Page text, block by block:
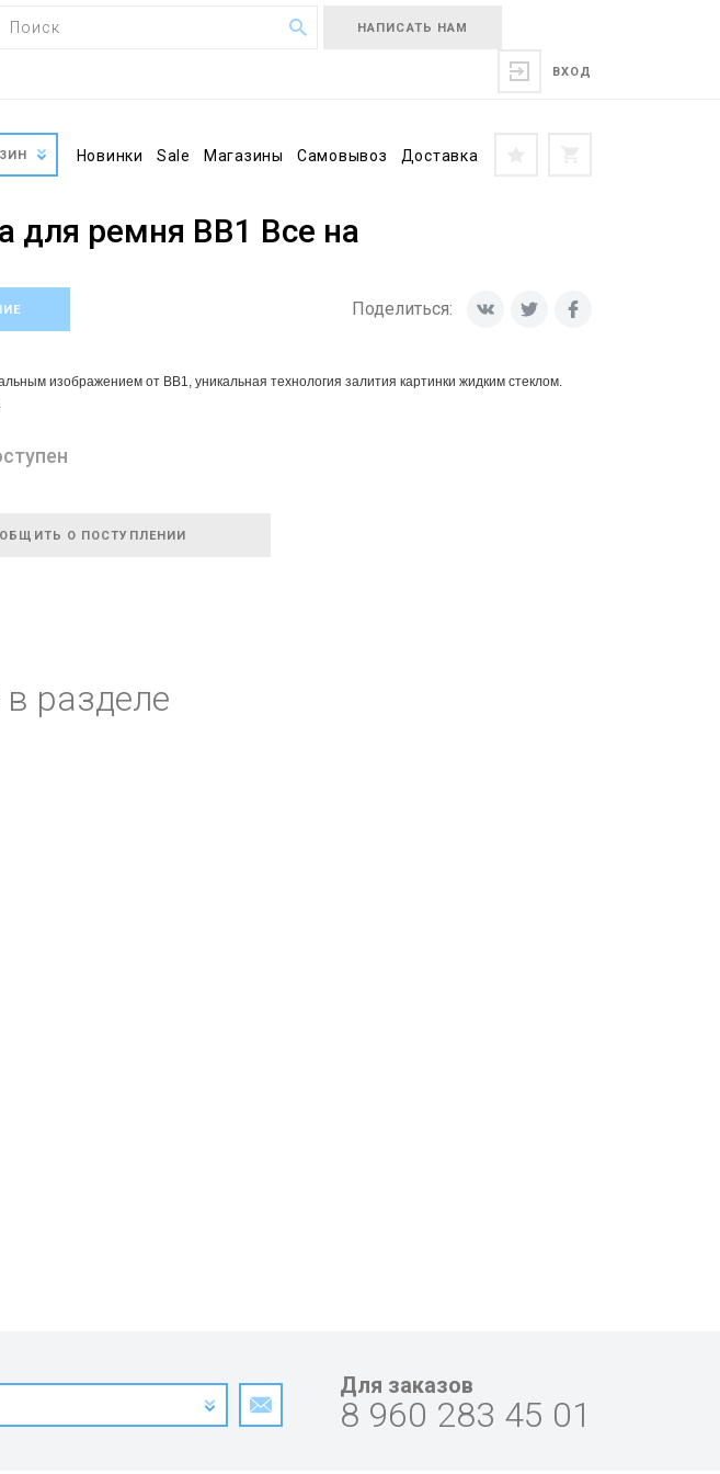
НАПИСАТЬ НАМ
ВХОД
Новинки Sale Магазины Самовывоз Доставка
для ремня BB1 Все на
Поделиться:
изображением от BB1, уникальная технология залития картинки жидким стеклом.
О ПОСТУПЛЕНИИ
разделе
Для заказов
8 960 283 45 01